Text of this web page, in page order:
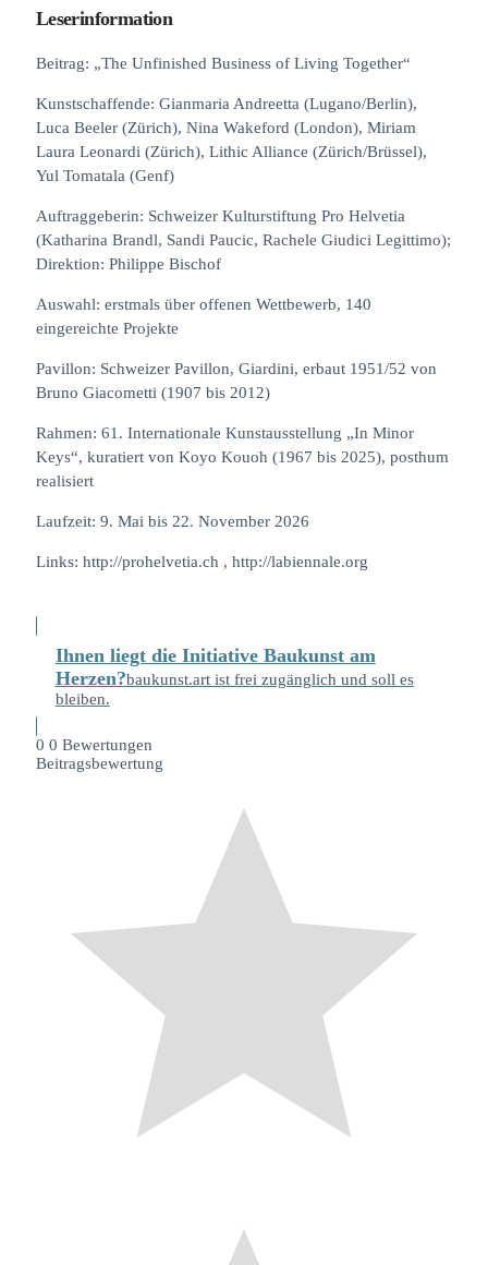
Leserinformation
Beitrag: „The Unfinished Business of Living Together“
Kunstschaffende: Gianmaria Andreetta (Lugano/Berlin),
Luca Beeler (Zürich), Nina Wakeford (London), Miriam
Laura Leonardi (Zürich), Lithic Alliance (Zürich/Brüssel),
Yul Tomatala (Genf)
Auftraggeberin: Schweizer Kulturstiftung Pro Helvetia
(Katharina Brandl, Sandi Paucic, Rachele Giudici Legittimo);
Direktion: Philippe Bischof
Auswahl: erstmals über offenen Wettbewerb, 140
eingereichte Projekte
Pavillon: Schweizer Pavillon, Giardini, erbaut 1951/52 von
Bruno Giacometti (1907 bis 2012)
Rahmen: 61. Internationale Kunstausstellung „In Minor
Keys“, kuratiert von Koyo Kouoh (1967 bis 2025), posthum
realisiert
Laufzeit: 9. Mai bis 22. November 2026
Links: http://prohelvetia.ch , http://labiennale.org
Ihnen liegt die Initiative Baukunst am
Herzen?baukunst.art ist frei zugänglich und soll es
bleiben.
0 0 Bewertungen
Beitragsbewertung